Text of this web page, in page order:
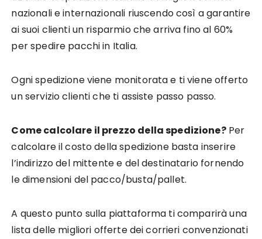
nazionali e internazionali riuscendo così a garantire
ai suoi clienti un risparmio che arriva fino al 60%
per spedire pacchi in Italia.
Ogni spedizione viene monitorata e ti viene offerto
un servizio clienti che ti assiste passo passo.
Come calcolare il prezzo della spedizione?Per
calcolare il costo della spedizione basta inserire
l’indirizzo del mittente e del destinatario fornendo
le dimensioni del pacco/busta/pallet.
A questo punto sulla piattaforma ti comparirà una
lista delle migliori offerte dei corrieri convenzionati